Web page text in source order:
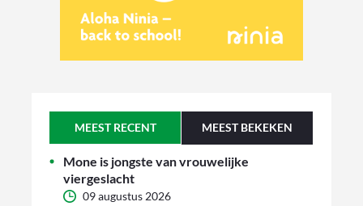
MEEST RECENT MEEST BEKEKEN
Mone is jongste van vrouwelijke
viergeslacht
09 augustus 2026